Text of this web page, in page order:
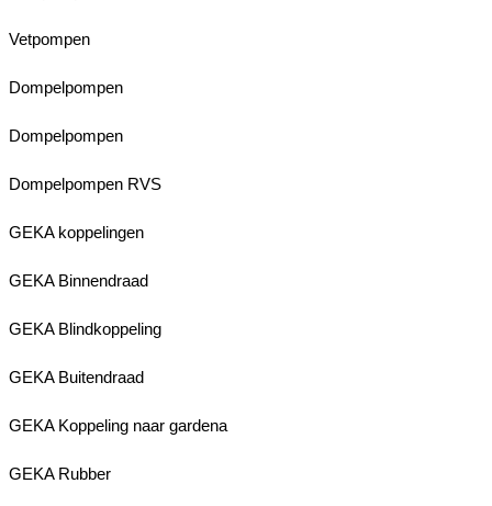
Vetpompen
Dompelpompen
Dompelpompen
Dompelpompen RVS
GEKA koppelingen
GEKA Binnendraad
GEKA Blindkoppeling
GEKA Buitendraad
GEKA Koppeling naar gardena
GEKA Rubber